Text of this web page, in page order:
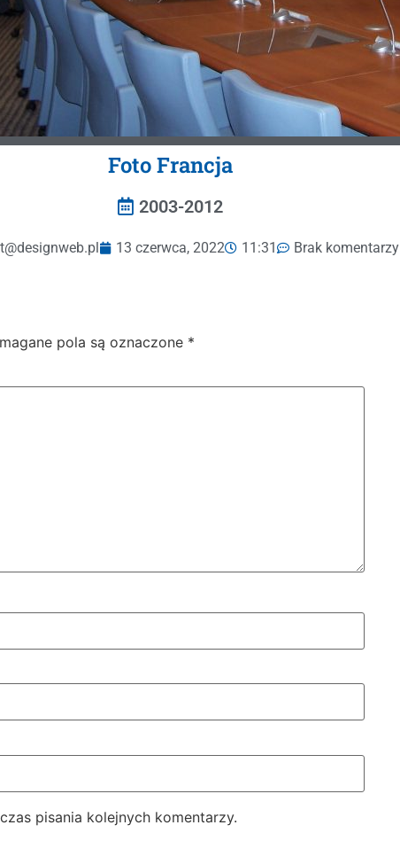
Foto Francja
2003-2012
13 czerwca, 2022 11:31 Brak komentarzy
pola są oznaczone *
pisania kolejnych komentarzy.